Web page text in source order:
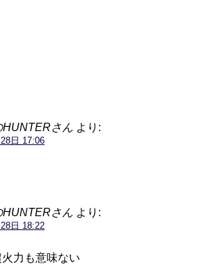
HUNTERさん より:
日 17:06
HUNTERさん より:
日 18:22
力も意味ない